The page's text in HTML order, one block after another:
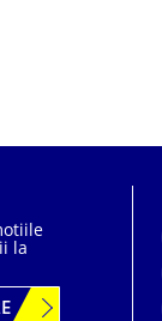
la